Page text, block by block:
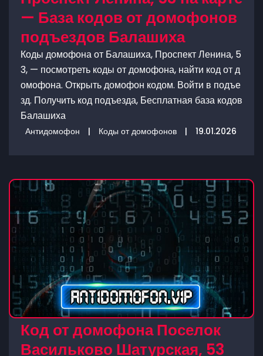
— База кодов от домофонов
подъездов Балашиха
Коды домофона от Балашиха, Проспект Ленина, 5
3, — посмотреть коды от домофона, найти код от д
омофона. Открыть домофон кодом. Войти в подъе
зд. Получить код подъезда, Бесплатная база кодов
Балашиха
Антидомофон | Коды от домофонов | 19.01.2026
Код от домофона Поселок
Васильково Шатурская, 53